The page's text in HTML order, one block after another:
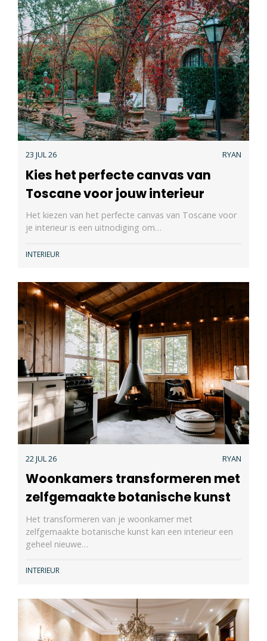
23 JUL 26 RYAN
Kies het perfecte canvas van
Toscane voor jouw interieur
Het kiezen van het perfecte canvas van Toscane voor
je interieur is een uitnodiging om…
INTERIEUR
22 JUL 26 RYAN
Woonkamers transformeren met
zelfgemaakte botanische kunst
Het transformeren van je woonkamer met
zelfgemaakte botanische kunst kan een interieur een
geheel nieuwe…
INTERIEUR